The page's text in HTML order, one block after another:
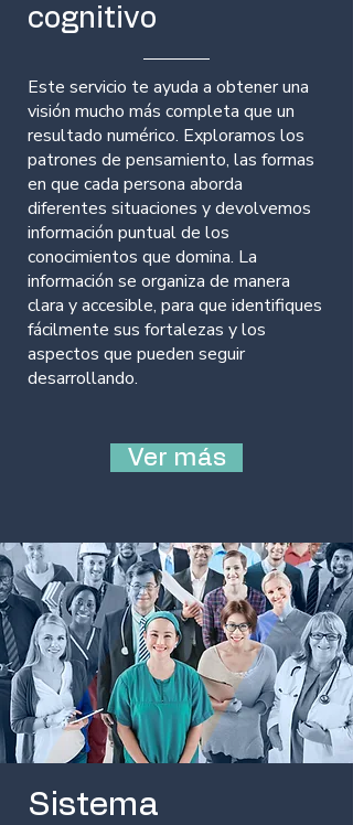
cognitivo
Este servicio te ayuda a obtener una
visión mucho más completa que un
resultado numérico. Exploramos los
patrones de pensamiento, las formas
en que cada persona aborda
diferentes situaciones y devolvemos
información puntual de los
conocimientos que domina. La
información se organiza de manera
clara y accesible, para que identifiques
fácilmente sus fortalezas y los
aspectos que pueden seguir
desarrollando.
Ver más
Sistema